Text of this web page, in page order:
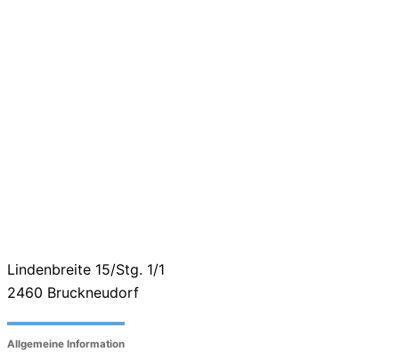
Lindenbreite 15/Stg. 1/1
2460 Bruckneudorf
Allgemeine Information